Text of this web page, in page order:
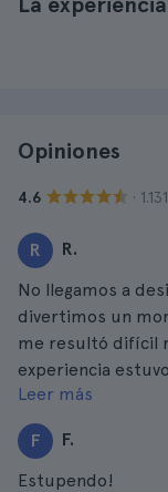
Opiniones
4.6 ·
R R.
No llegamos a
divertimos un
me resultó difícil
experiencia
iremos
Leer más
F F.
Estupendo!